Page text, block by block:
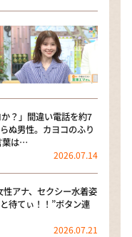
？」間違い電話を約7
ぬ男性。カヨコのふり
葉は…
2026.07.14
性アナ、セクシー水着姿
待てぃ！！”ボタン連
2026.07.21